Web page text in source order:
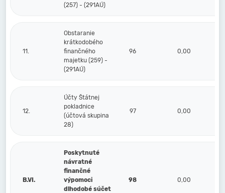
(257) - (291AÚ)
11.
Obstaranie
krátkodobého
finančného
majetku (259) -
(291AÚ)
96 0,00
12.
Účty Štátnej
pokladnice
(účtová skupina
28)
97 0,00
B.VI.
Poskytnuté
návratné
finančné
výpomoci
dlhodobé súčet
98 0,00